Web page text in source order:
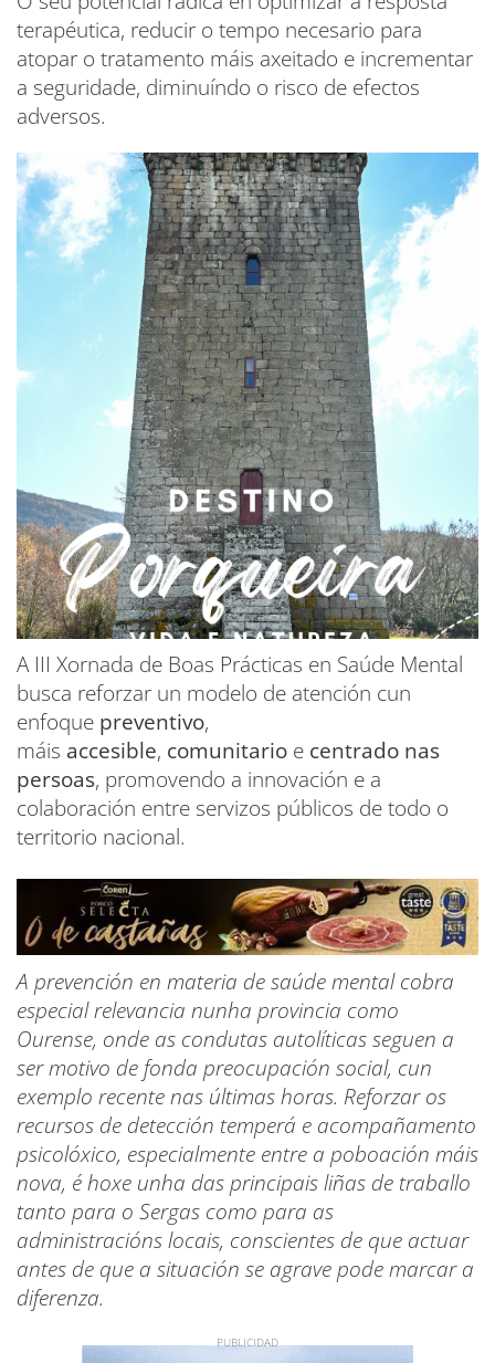
terapéutica, reducir o tempo necesario para
atopar o tratamento máis axeitado e incrementar
a seguridade, diminuíndo o risco de efectos
adversos.
A III Xornada de Boas Prácticas en Saúde Mental
busca reforzar un modelo de atención cun
enfoque preventivo,
máis accesible, comunitario e centrado nas
persoas, promovendo a innovación e a
colaboración entre servizos públicos de todo o
territorio nacional.
A prevención en materia de saúde mental cobra
especial relevancia nunha provincia como
Ourense, onde as condutas autolíticas seguen a
ser motivo de fonda preocupación social, cun
exemplo recente nas últimas horas. Reforzar os
recursos de detección temperá e acompañamento
psicolóxico, especialmente entre a poboación máis
nova, é hoxe unha das principais liñas de traballo
tanto para o Sergas como para as
administracións locais, conscientes de que actuar
antes de que a situación se agrave pode marcar a
diferenza.